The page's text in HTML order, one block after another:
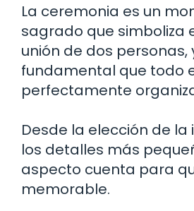
La ceremonia es un
sagrado que simboliza
unión de dos personas,
fundamental que todo
perfectamente
Desde la elección de la
los detalles más
aspecto cuenta para
memorable.